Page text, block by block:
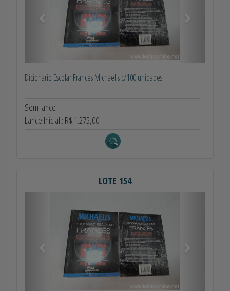
Dicionario Escolar Frances Michaelis c/100 unidades
Sem lance
Lance Inicial : R$ 1.275,00
LOTE 154